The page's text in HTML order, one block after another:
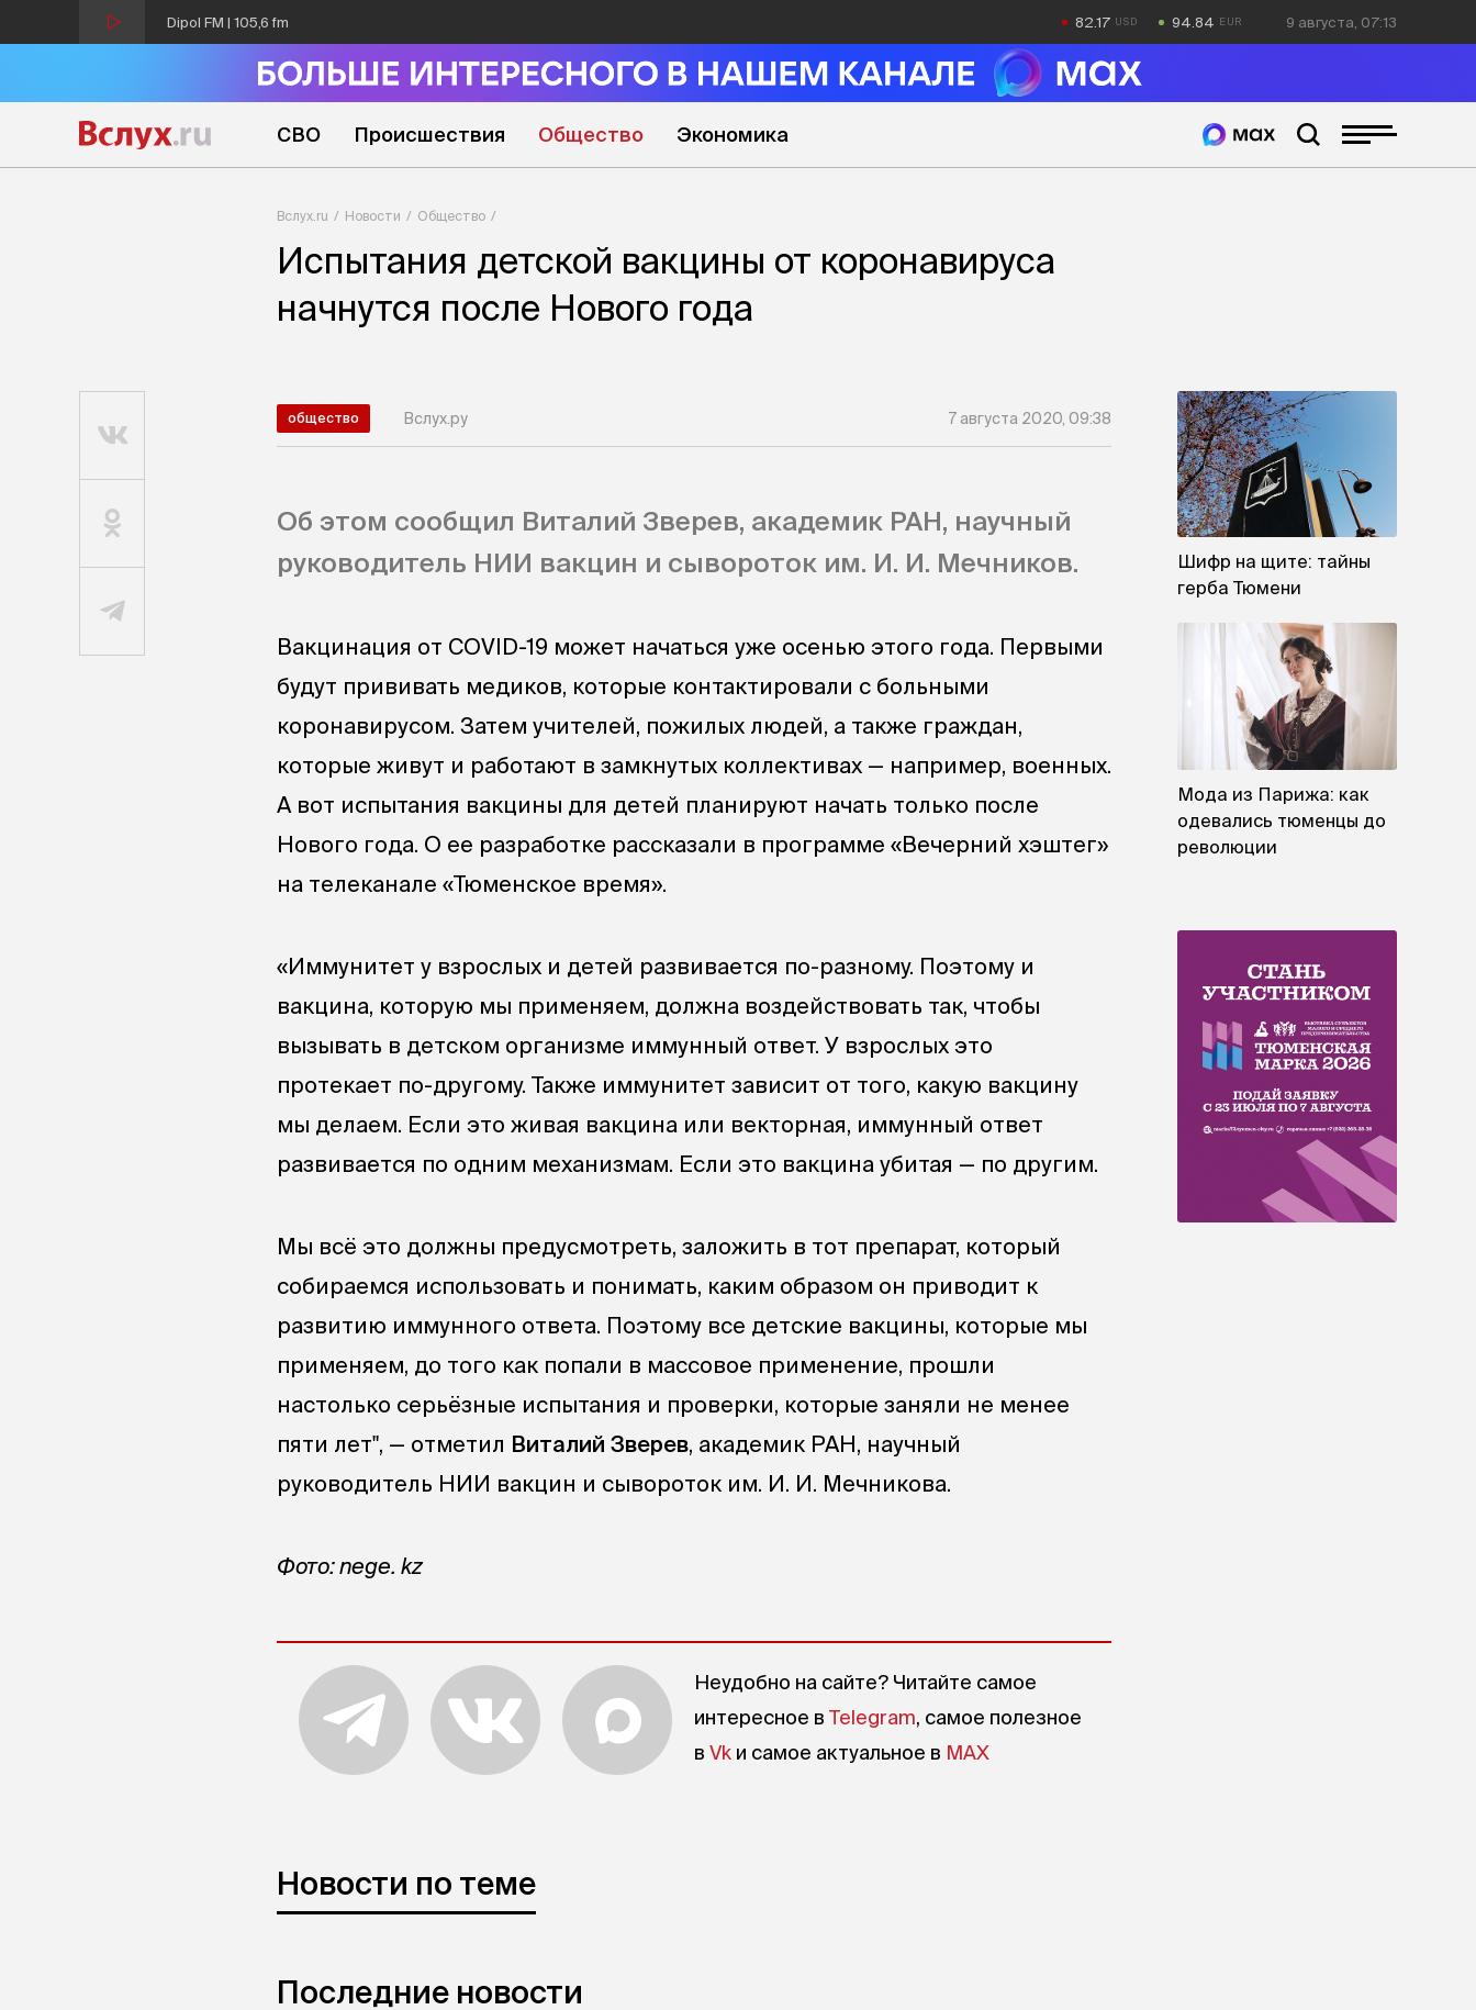
Dipol FM | 105,6 fm 82.17 94.84 9 августа, 07:13
СВО Происшествия Общество Экономика
Вслух.ru Новости Общество
Испытания детской вакцины от коронавируса
начнутся после Нового года
общество Вслух.ру 7 августа 2020, 09:38
Об этом сообщил Виталий Зверев, академик РАН, научный
руководитель НИИ вакцин и сывороток им. И. И. Мечников.
Вакцинация от COVID-19 может начаться уже осенью этого года. Первыми
будут прививать медиков, которые контактировали с больными
коронавирусом. Затем учителей, пожилых людей, а также граждан,
которые живут и работают в замкнутых коллективах — например, военных.
А вот испытания вакцины для детей планируют начать только после
Нового года. О ее разработке рассказали в программе «Вечерний хэштег»
на телеканале «Тюменское время».
«Иммунитет у взрослых и детей развивается по-разному. Поэтому и
вакцина, которую мы применяем, должна воздействовать так, чтобы
вызывать в детском организме иммунный ответ. У взрослых это
протекает по-другому. Также иммунитет зависит от того, какую вакцину
мы делаем. Если это живая вакцина или векторная, иммунный ответ
развивается по одним механизмам. Если это вакцина убитая — по другим.
Мы всё это должны предусмотреть, заложить в тот препарат, который
собираемся использовать и понимать, каким образом он приводит к
развитию иммунного ответа. Поэтому все детские вакцины, которые мы
применяем, до того как попали в массовое применение, прошли
настолько серьёзные испытания и проверки, которые заняли не менее
пяти лет", — отметил Виталий Зверев, академик РАН, научный
руководитель НИИ вакцин и сывороток им. И. И. Мечникова.
Фото: nege. kz
Неудобно на сайте? Читайте самое
интересное в Telegram, самое полезное
в Vk и самое актуальное в MAX
Новости по теме
Последние новости
Шифр на щите: тайны
герба Тюмени
Мода из Парижа: как
одевались тюменцы до
революции